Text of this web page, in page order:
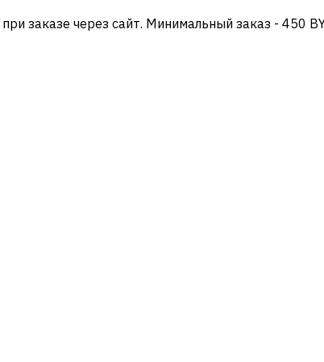
заказе через сайт. Минимальный заказ - 450